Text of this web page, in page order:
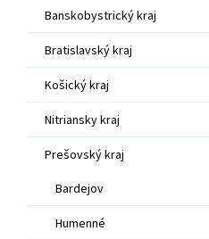
Banskobystrický kraj
Bratislavský kraj
Košický kraj
Nitriansky kraj
Prešovský kraj
Bardejov
Humenné